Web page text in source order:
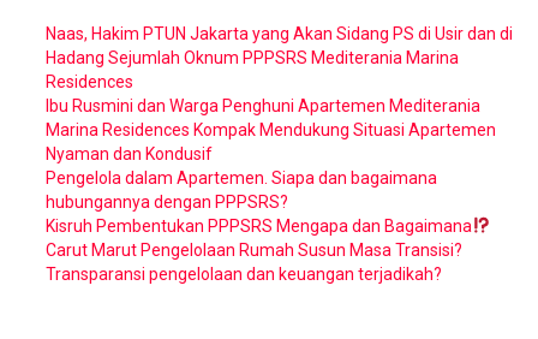
Naas, Hakim PTUN Jakarta yang Akan Sidang PS di Usir dan di
Hadang Sejumlah Oknum PPPSRS Mediterania Marina
Residences
Ibu Rusmini dan Warga Penghuni Apartemen Mediterania
Marina Residences Kompak Mendukung Situasi Apartemen
Nyaman dan Kondusif
Pengelola dalam Apartemen. Siapa dan bagaimana
hubungannya dengan PPPSRS?
Kisruh Pembentukan PPPSRS Mengapa dan Bagaimana
Carut Marut Pengelolaan Rumah Susun Masa Transisi?
Transparansi pengelolaan dan keuangan terjadikah?